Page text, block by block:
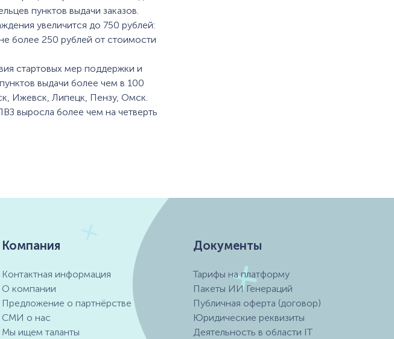
пунктов выдачи заказов.
увеличится до 750 рублей:
более 250 рублей от стоимости
стартовых мер поддержки и
выдачи более чем в 100
Ижевск, Липецк, Пензу, Омск.
выросла более чем на четверть
Компания
Контактная информация
О компании
Предложение о партнёрстве
СМИ о нас
Мы ищем таланты
Документы
Тарифы на платформу
Пакеты ИИ Генераций
Публичная оферта (договор)
Юридические реквизиты
Деятельность в области IT